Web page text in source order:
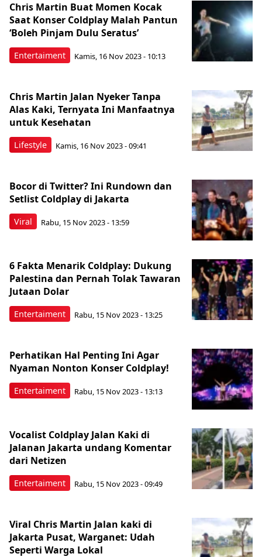
Entertaiment
Chris Martin Buat Momen Kocak
Saat Konser Coldplay Malah Pantun
‘Boleh Pinjam Dulu Seratus’
Kamis, 16 Nov 2023 - 10:13
Lifestyle
Chris Martin Jalan Nyeker Tanpa
Alas Kaki, Ternyata Ini Manfaatnya
untuk Kesehatan
Kamis, 16 Nov 2023 - 09:41
Viral
Bocor di Twitter? Ini Rundown dan
Setlist Coldplay di Jakarta
Rabu, 15 Nov 2023 - 13:59
Entertaiment
6 Fakta Menarik Coldplay: Dukung
Palestina dan Pernah Tolak Tawaran
Jutaan Dolar
Rabu, 15 Nov 2023 - 13:25
Entertaiment
Perhatikan Hal Penting Ini Agar
Nyaman Nonton Konser Coldplay!
Rabu, 15 Nov 2023 - 13:13
Entertaiment
Vocalist Coldplay Jalan Kaki di
Jalanan Jakarta undang Komentar
dari Netizen
Rabu, 15 Nov 2023 - 09:49
Viral Chris Martin Jalan kaki di
Jakarta Pusat, Warganet: Udah
Seperti Warga Lokal